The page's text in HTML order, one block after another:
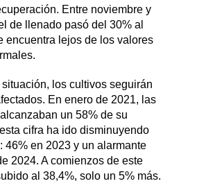
Entre noviembre y
de llenado pasó del 30% al
encuentra lejos de los valores
los cultivos seguirán
En enero de 2021, las
un 58% de su
cifra ha ido disminuyendo
46% en 2023 y un alarmante
2024. A comienzos de este
al 38,4%, solo un 5% más.